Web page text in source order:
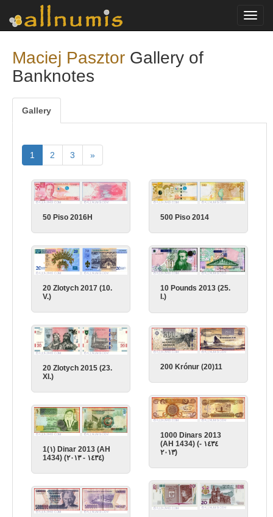
Maciej Pasztor Gallery of
Banknotes
Gallery
1 2 3 »
50 Piso 2016H 500 Piso 2014
20 Zlotych 2017 (10.
V.)
10 Pounds 2013 (25.
I.)
20 Zlotych 2015 (23.
XI.)
200 Krónur (20)11
1000 Dinars 2013
(AH 1434) (١٤٣٤ -
٢٠١٣)
1(١) Dinar 2013 (AH
1434) (١٤٣٤ - ٢٠١٣)